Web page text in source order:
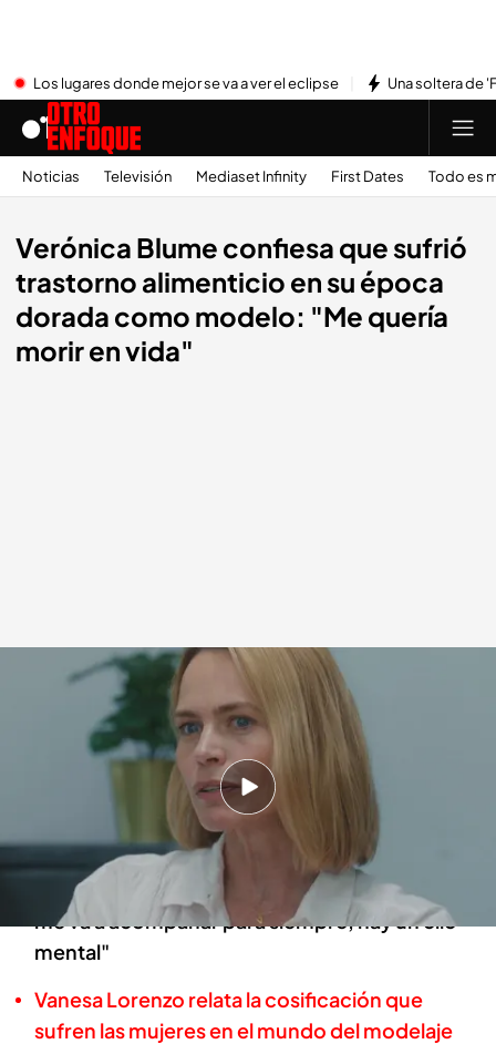
Los lugares donde mejor se va a ver el eclipse Una soltera de
Noticias Televisión Mediaset Infinity First Dates Todo es
Verónica Blume confiesa que sufrió
trastorno alimenticio en su época
dorada como modelo: "Me quería
morir en vida"
Verónica Blume.OTRO ENFOQUE
Otro enfoque
06 JUN 2024 - 02:30h.
Verónica Blume no le contó a nadie que tenía
TCA: "Fue mi gran secreto durante diez años"
Verónica Blume: "El TCA es una realidad que
me va a acompañar para siempre, hay un clic
mental"
Vanesa Lorenzo relata la cosificación que
sufren las mujeres en el mundo del modelaje